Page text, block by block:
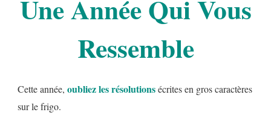
Une Année Qui Vous
Ressemble
Cette année, oubliez les résolutionsécrites en gros caractères
sur le frigo.